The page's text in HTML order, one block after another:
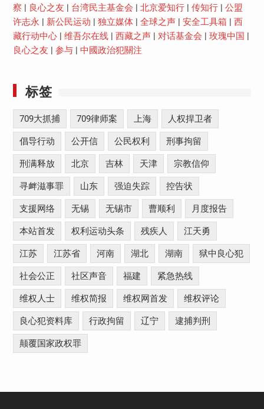
察
良心之友 台湾民主基金会 北京爱知行| 传知行| 公盟
许志永
新公民运动 独立媒体| 全球之声| 安全工具箱
西
藏行动中心| 维吾尔在线| 西藏之声| 对话基金会 玫瑰中国
良心之友
参与| 中國政治犯關注
标签
709大抓捕 709律师案 上海 人权捍卫者
倡导行动 公开信 公民权利 刑事拘留
刑满释放 北京 吉林 天津 宗教信仰
寻衅滋事罪 山东 强迫失踪 控告状
支援网络 无锡 无锡市 曹顺利 月度报告
本站首发 权利运动头条 残疾人 江天勇
江苏 江苏省 河南 湖北 湖南 狱中良心犯
社会公正 社区声音 福建 紧急热线
维权人士 维权简报 维权网首发 维权评论
良心犯资料库 行政拘留 辽宁 逮捕判刑
颠覆国家政权罪